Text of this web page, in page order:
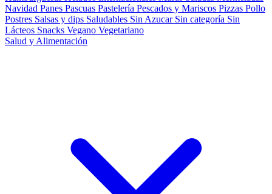
Navidad Panes Pascuas Pastelería Pescados y Mariscos Pizzas Pollo
Postres Salsas y dips Saludables Sin Azucar Sin categoría Sin
Lácteos Snacks Vegano Vegetariano
Salud y Alimentación